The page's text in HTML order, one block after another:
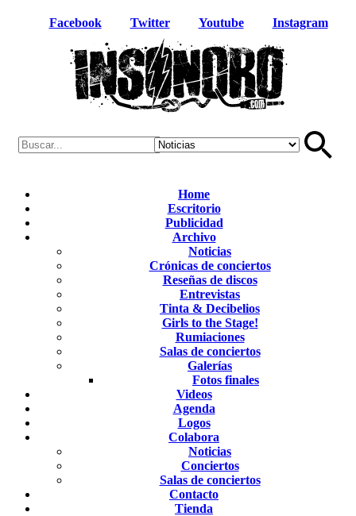
Facebook Twitter Youtube Instagram
Home
Escritorio
Publicidad
Archivo
Noticias
Crónicas de conciertos
Reseñas de discos
Entrevistas
Tinta & Decibelios
Girls to the Stage!
Rumiaciones
Salas de conciertos
Galerías
Fotos finales
Videos
Agenda
Logos
Colabora
Noticias
Conciertos
Salas de conciertos
Contacto
Tienda